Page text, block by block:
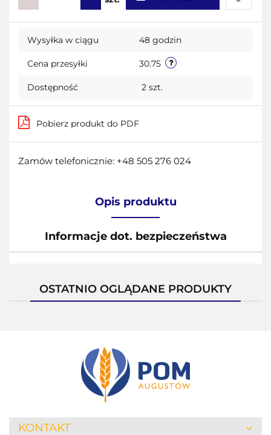
Do
Wysyłka w ciągu 48 godzin
Cena przesyłki 30.75
Dostępność 2 szt.
Pobierz produkt do PDF
Zamów telefonicznie: +48 505 276 024
Opis produktu
Informacje dot. bezpieczeństwa
OSTATNIO OGLĄDANE PRODUKTY
KONTAKT